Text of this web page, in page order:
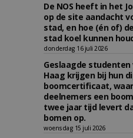
De NOS heeft in het
op de site aandacht
stad, en hoe (én of)
stad koel kunnen
donderdag 16 juli 2026
Geslaagde studenten
Haag krijgen bij hun
boomcertificaat,
deelnemers een
twee jaar tijd levert
bomen op.
woensdag 15 juli 2026